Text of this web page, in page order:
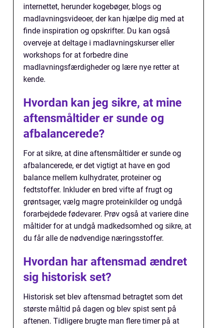
internettet, herunder kogebøger, blogs og
madlavningsvideoer, der kan hjælpe dig med at
finde inspiration og opskrifter. Du kan også
overveje at deltage i madlavningskurser eller
workshops for at forbedre dine
madlavningsfærdigheder og lære nye retter at
kende.
Hvordan kan jeg sikre, at mine
aftensmåltider er sunde og
afbalancerede?
For at sikre, at dine aftensmåltider er sunde og
afbalancerede, er det vigtigt at have en god
balance mellem kulhydrater, proteiner og
fedtstoffer. Inkluder en bred vifte af frugt og
grøntsager, vælg magre proteinkilder og undgå
forarbejdede fødevarer. Prøv også at variere dine
måltider for at undgå madkedsomhed og sikre, at
du får alle de nødvendige næringsstoffer.
Hvordan har aftensmad ændret
sig historisk set?
Historisk set blev aftensmad betragtet som det
største måltid på dagen og blev spist sent på
aftenen. Tidligere brugte man flere timer på at